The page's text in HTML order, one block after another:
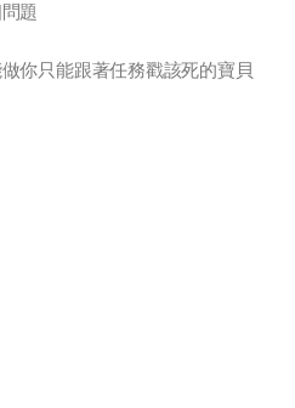
題
你只能跟著任務戳該死的寶貝